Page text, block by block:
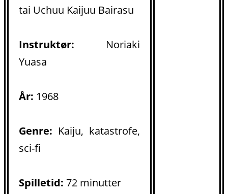
tai Uchuu Kaijuu Bairasu
Instruktør: Noriaki
Yuasa
År: 1968
Genre: Kaiju, katastrofe,
sci-fi
Spilletid: 72 minutter